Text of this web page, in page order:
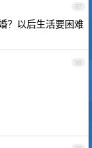
97
？以后生活要困难
98